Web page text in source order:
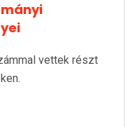
vettek részt